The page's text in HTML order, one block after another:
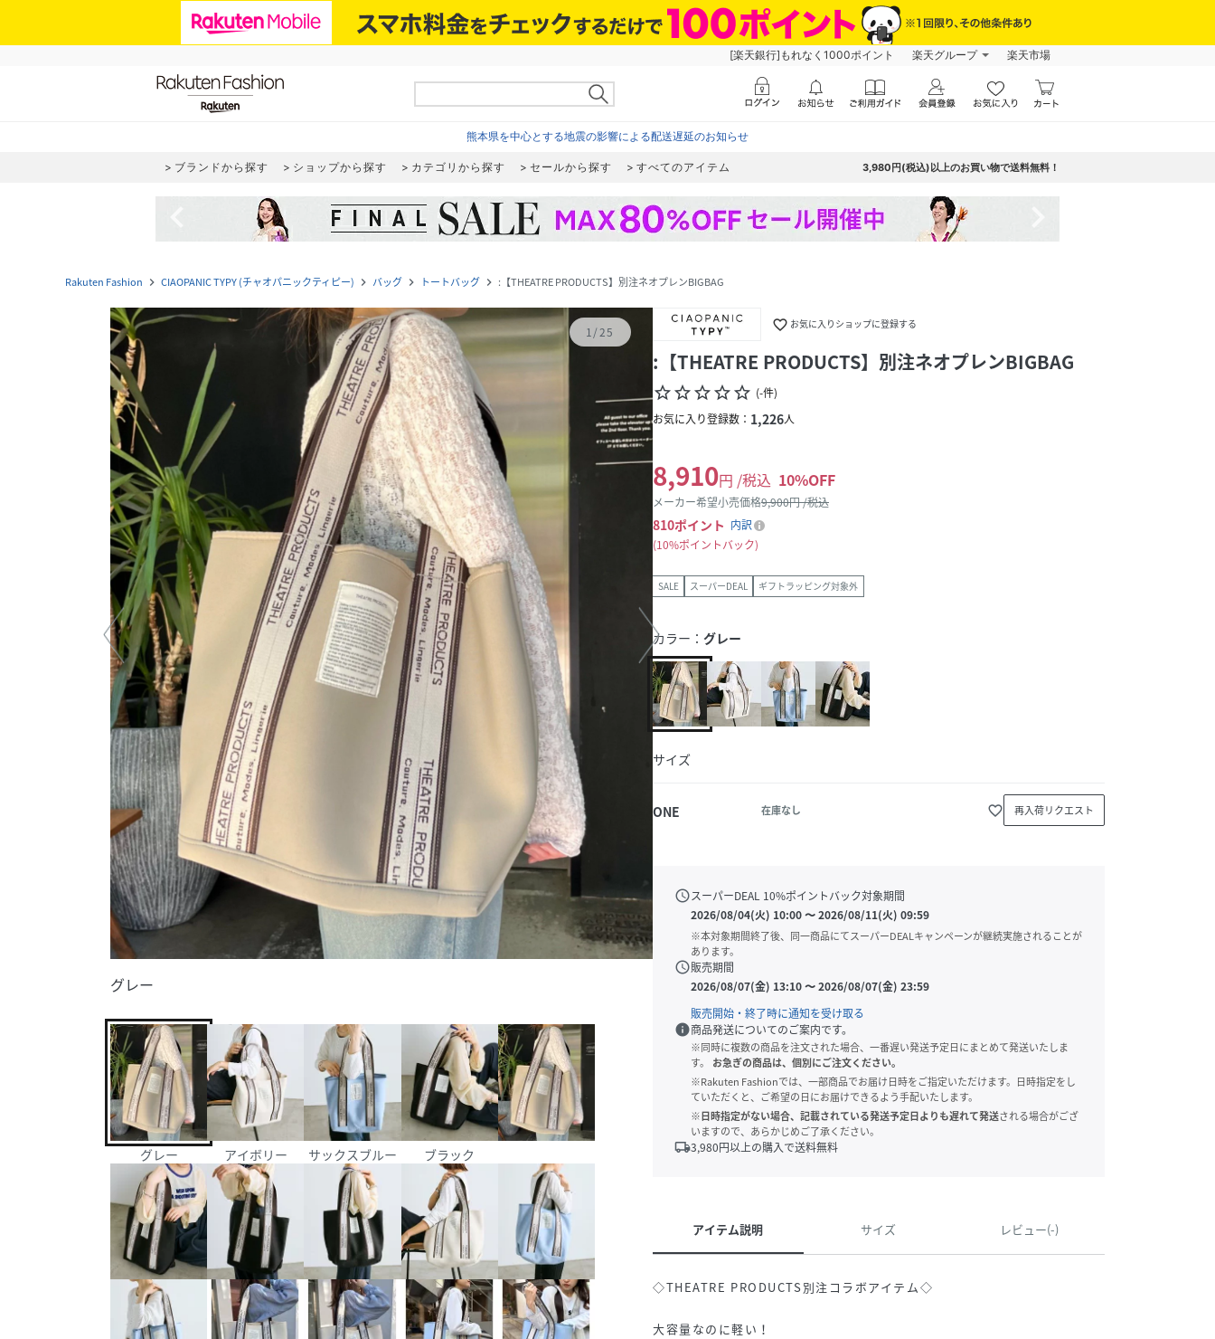
[楽天銀行]もれなく1000ポイント 楽天グループ 楽天市場
熊本県を中心とする地震の影響による配送遅延のお知らせ
ブランドから探す ショップから探す カテゴリから探す セールから探す すべてのアイテム 3,980円(税込)以上のお買い物で送料無料！
Rakuten Fashion navigate_next CIAOPANIC TYPY (チャオパニックティピー) navigate_next バッグ navigate_next トートバッグ navigate_next :【THEATRE PRODUCTS】別注ネオプレンBIGBAG
1/25
グレー
グレー アイボリー サックスブルー ブラック
favorite_border お気に入りショップに登録する
:【THEATRE PRODUCTS】別注ネオプレンBIGBAG
star_borderstar_borderstar_borderstar_borderstar_border (-件)
お気に入り登録数： 1,226人
8,910円 /税込 10%OFF
メーカー希望小売価格9,900円 /税込
810ポイント 内訳
10%ポイントバック
SALE スーパーDEAL ギフトラッピング対象外
カラー： グレー
サイズ
ONE 在庫なし favorite_border 再入荷リクエスト
scheduleスーパーDEAL 10%ポイントバック対象期間
2026/08/04(火) 10:00〜2026/08/11(火) 09:59
※本対象期間終了後、同一商品にてスーパーDEALキャンペーンが継続実施されることが
あります。
schedule販売期間
2026/08/07(金) 13:10〜2026/08/07(金) 23:59
販売開始・終了時に通知を受け取る
info商品発送についてのご案内です。
※同時に複数の商品を注文された場合、一番遅い発送予定日にまとめて発送いたしま
す。
お急ぎの商品は、個別にご注文ください。
※Rakuten Fashionでは、一部商品でお届け日時をご指定いただけます。日時指定をし
ていただくと、ご希望の日にお届けできるよう手配いたします。
※日時指定がない場合、記載されている発送予定日よりも遅れて発送される場合がござ
いますので、あらかじめご了承ください。
local_shipping3,980円以上の購入で送料無料
アイテム説明 サイズ レビュー(-)
◇THEATRE PRODUCTS別注コラボアイテム◇
大容量なのに軽い！